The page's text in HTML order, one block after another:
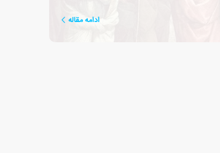
ادامه مقاله